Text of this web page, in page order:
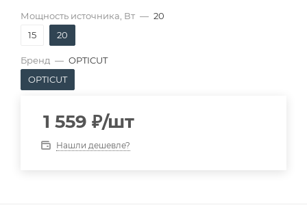
Мощность источника, Вт — 20
15
20
Бренд — OPTICUT
OPTICUT
1 559 ₽/шт
Нашли дешевле?